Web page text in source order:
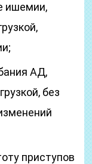
ишемии,
АД,
без
приступов